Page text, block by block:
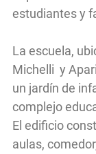
estudiantes y
La escuela,
Michelli y
un jardín de
complejo
El edificio
aulas,